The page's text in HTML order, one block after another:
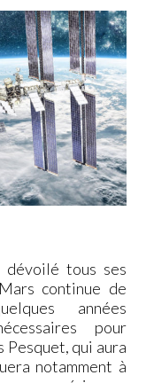
dévoilé tous ses
continue de
années
pour
Pesquet, qui aura
notamment à